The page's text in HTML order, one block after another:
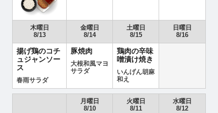
木曜日
8/13
金曜日
8/14
土曜日
8/15
日曜日
8/16
揚げ鶏のコチ
ュジャンソー
ス
春雨サラダ
豚焼肉
大根和風マヨ
サラダ
鶏肉の辛味
噌漬け焼き
いんげん胡麻
和え
月曜日
8/10
火曜日
8/11
水曜日
8/12